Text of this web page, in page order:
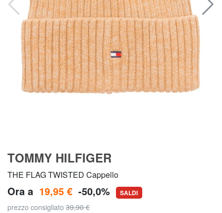
TOMMY HILFIGER
THE FLAG TWISTED Cappello
Ora a 19,95 € -50,0% SALDI
prezzo consigliato 39,90 €